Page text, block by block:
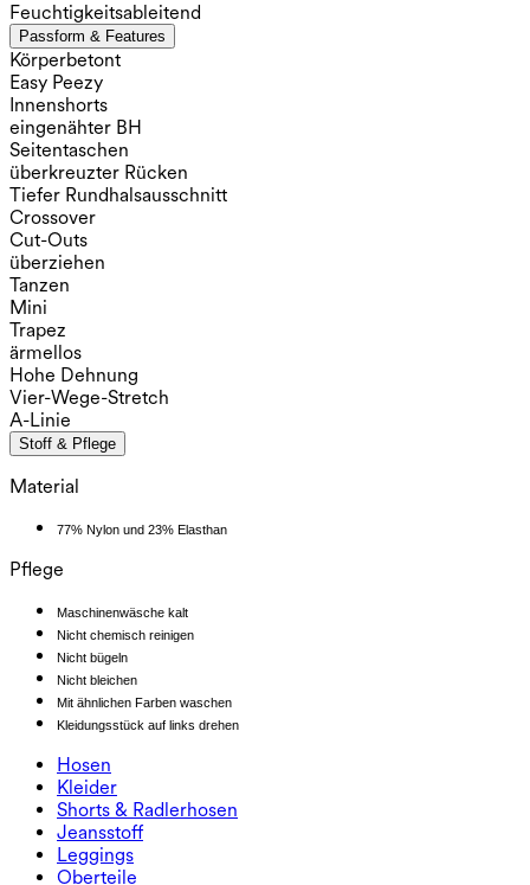
Feuchtigkeitsableitend
Passform & Features
Körperbetont
Easy Peezy
Innenshorts
eingenähter BH
Seitentaschen
überkreuzter Rücken
Tiefer Rundhalsausschnitt
Crossover
Cut-Outs
überziehen
Tanzen
Mini
Trapez
ärmellos
Hohe Dehnung
Vier-Wege-Stretch
A-Linie
Stoff & Pflege
Material
77% Nylon und 23% Elasthan
Pflege
Maschinenwäsche kalt
Nicht chemisch reinigen
Nicht bügeln
Nicht bleichen
Mit ähnlichen Farben waschen
Kleidungsstück auf links drehen
Hosen
Hosen
Jogginghosen
Arbeitshosen
Weite Hosen
Kleider
Kleider
Sportkleider
Midi- & Maxikleider
Minikleider
Shorts & Radlerhosen
Shorts & Radlerhosen
Radlerhose
Jeansshorts
Jeansstoff
Jeansstoff
Jeans-Leggings
Leggings
Leggings
Oberteile